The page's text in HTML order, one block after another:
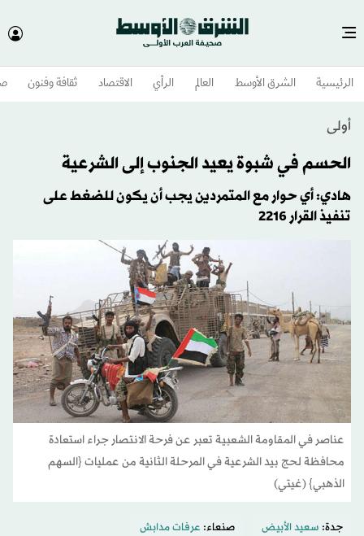
الرئيسية الشرق الأوسط​ العالم الرأي الاقتصاد ثقافة وفنون
أولى
الحسم في شبوة يعيد الجنوب إلى الشرعية
هادي: أي حوار مع المتمردين يجب أن يكون للضغط على
تنفيذ القرار 2216
عناصر في المقاومة الشعبية تعبر عن فرحة الانتصار جراء استعادة
محافظة لحج بيد الشرعية في المرحلة الثانية من عمليات {السهم
الذهبي} (غيتي)
جدة: سعيد الأبيض صنعاء: عرفات مدابش